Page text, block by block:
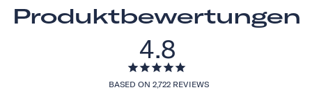
Produktbewertungen
4.8
BASED ON 2,722 REVIEWS